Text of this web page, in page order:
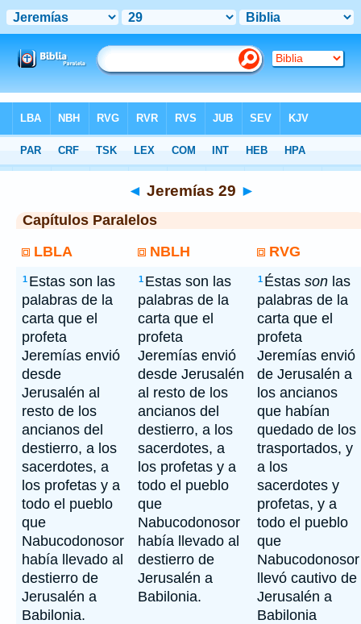
> Jeremías 29
◄ Jeremías 29 ►
Capítulos Paralelos
LBLA
NBLH RVG
1 Estas son las
palabras de la
carta que el
profeta
Jeremías envió
desde
Jerusalén al
resto de los
ancianos del
destierro, a los
sacerdotes, a
los profetas y a
todo el pueblo
que
Nabucodonosor
había llevado al
destierro de
Jerusalén a
Babilonia.
1 Estas son las
palabras de la
carta que el
profeta
Jeremías envió
desde Jerusalén
al resto de los
ancianos del
destierro, a los
sacerdotes, a
los profetas y a
todo el pueblo
que
Nabucodonosor
había llevado al
destierro de
Jerusalén a
Babilonia.
1 Éstas son las
palabras de la
carta que el
profeta
Jeremías envió
de Jerusalén a
los ancianos
que habían
quedado de los
trasportados, y
a los
sacerdotes y
profetas, y a
todo el pueblo
que
Nabucodonosor
llevó cautivo de
Jerusalén a
Babilonia